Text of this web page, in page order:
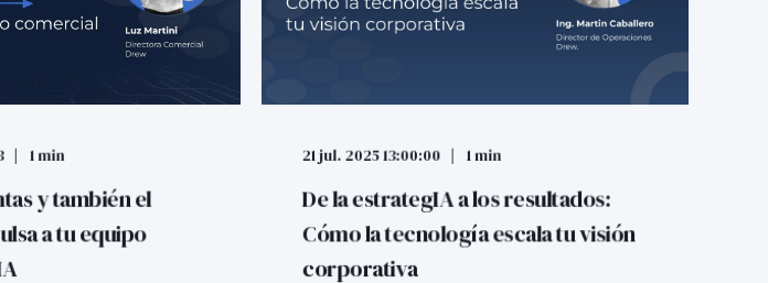
1 min
y también el
a tu equipo
21 jul. 2025 13:00:00 1 min
De la estrategIA a los resultados:
Cómo la tecnología escala tu visión
corporativa